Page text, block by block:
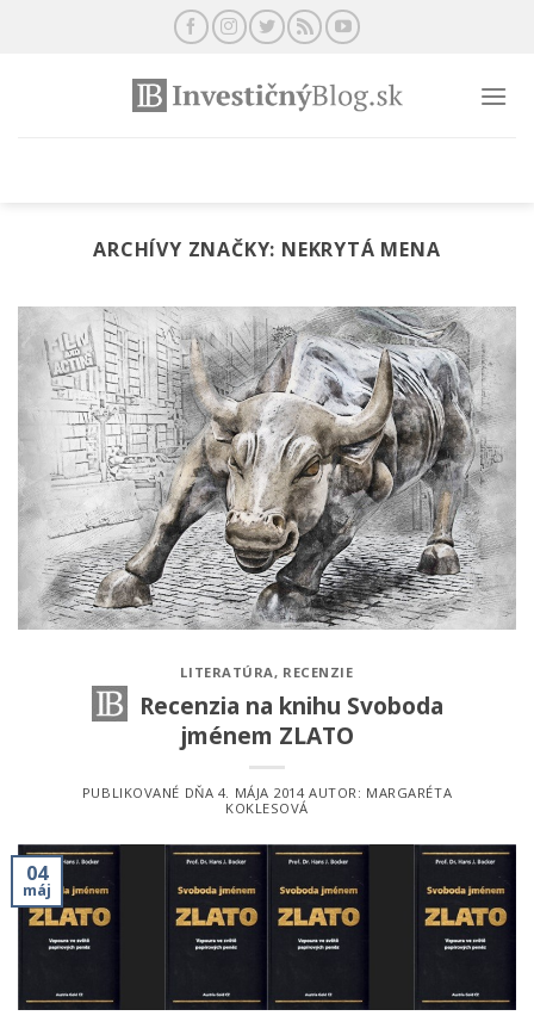
ARCHÍVY ZNAČKY: NEKRYTÁ MENA
LITERATÚRA, RECENZIE
Recenzia na knihu Svoboda
jménem ZLATO
PUBLIKOVANÉ DŇA 4. MÁJA 2014AUTOR: MARGARÉTA
KOKLESOVÁ
04
máj